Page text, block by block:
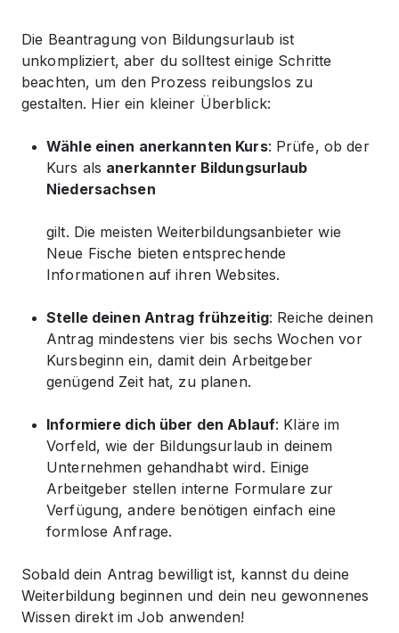
Die Beantragung von Bildungsurlaub ist
unkompliziert, aber du solltest einige Schritte
beachten, um den Prozess reibungslos zu
gestalten. Hier ein kleiner Überblick:
Wähle einen anerkannten Kurs: Prüfe, ob der
Kurs als anerkannter Bildungsurlaub
Niedersachsen
gilt. Die meisten Weiterbildungsanbieter wie
Neue Fische bieten entsprechende
Informationen auf ihren Websites.
Stelle deinen Antrag frühzeitig: Reiche deinen
Antrag mindestens vier bis sechs Wochen vor
Kursbeginn ein, damit dein Arbeitgeber
genügend Zeit hat, zu planen.
Informiere dich über den Ablauf: Kläre im
Vorfeld, wie der Bildungsurlaub in deinem
Unternehmen gehandhabt wird. Einige
Arbeitgeber stellen interne Formulare zur
Verfügung, andere benötigen einfach eine
formlose Anfrage.
Sobald dein Antrag bewilligt ist, kannst du deine
Weiterbildung beginnen und dein neu gewonnenes
Wissen direkt im Job anwenden!